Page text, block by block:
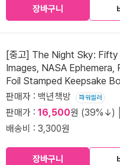
장바구니
[중고] The Night Sky:
Images, NASA
Foil Stamped Keepsake
판매자 : 백년책방 파워셀러
판매가 : 16,500원 (39%↓)
배송비 : 3,300원
장바구니